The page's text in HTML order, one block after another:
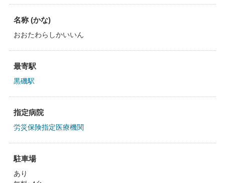
名称 (かな)
おおたわらしかいいん
最寄駅
黒磯駅
指定病院
労災保険指定医療機関
駐車場
あり